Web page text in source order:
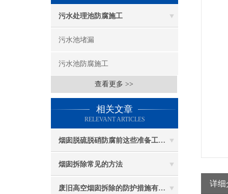
污水处理池防腐施工
污水池堵漏
污水池防腐施工
查看更多 >>
相关文章
RELEVANT ARTICLES
烟囱脱硫脱硝防腐前这些准备工作要做到位
烟囱拆除常见的方法
废旧高空烟囱拆除的防护措施有哪些？
详细